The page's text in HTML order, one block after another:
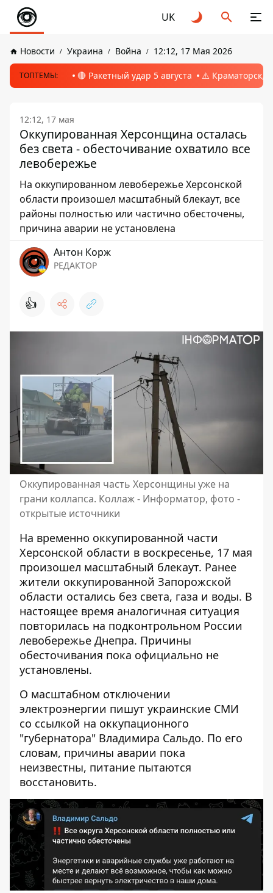
UK
Новости Украина Война 12:12, 17 Мая 2026
ТОПТЕМЫ: 🔴 Ракетный удар 5 августа ⚠️ Краматорск,
12:12, 17 мая
Оккупированная Херсонщина осталась
без света - обесточивание охватило все
левобережье
На оккупированном левобережье Херсонской
области произошел масштабный блекаут, все
районы полностью или частично обесточены,
причина аварии не установлена
Антон Корж
РЕДАКТОР
👍
Оккупированная часть Херсонщины уже на
грани коллапса. Коллаж - Информатор, фото -
открытые источники
На временно оккупированной части
Херсонской области в воскресенье, 17 мая
произошел масштабный блекаут. Ранее
жители оккупированной Запорожской
области остались без света, газа и воды. В
настоящее время аналогичная ситуация
повторилась на подконтрольном России
левобережье Днепра. Причины
обесточивания пока официально не
установлены.
О масштабном отключении
электроэнергии пишут украинские СМИ
со ссылкой на оккупационного
"губернатора" Владимира Сальдо. По его
словам, причины аварии пока
неизвестны, питание пытаются
восстановить.